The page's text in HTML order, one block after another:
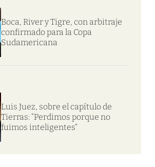
Boca, River y Tigre, con arbitraje
confirmado para la Copa
Sudamericana
Luis Juez, sobre el capítulo de
Tierras: “Perdimos porque no
fuimos inteligentes”